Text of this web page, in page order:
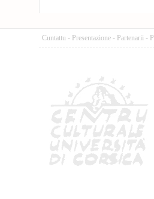
Cuntattu - Presentazione - Partenarii -